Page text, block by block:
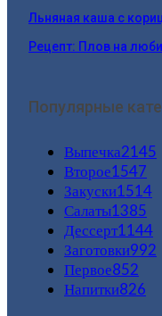
Льняная каша с
Рецепт: Плов на
Популярные
Выпечка2145
Второе1547
Закуски1514
Салаты1385
Дессерт1144
Заготовки992
Первое852
Напитки826